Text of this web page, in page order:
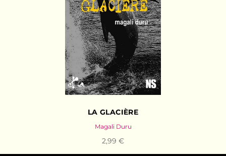
LA GLACIÈRE
Magali Duru
2,99 €